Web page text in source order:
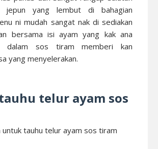
jepun yang lembut di bahagian
ni mudah sangat nak di sediakan
bersama isi ayam yang kak ana
dalam sos tiram memberi kan
yang menyelerakan.
telur ayam sos
untuk tauhu telur ayam sos tiram